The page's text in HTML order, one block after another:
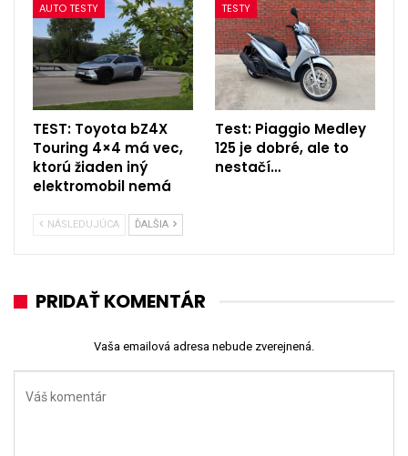
AUTO TESTY
TEST: Toyota bZ4X
Touring 4×4 má vec,
ktorú žiaden iný
elektromobil nemá
TESTY
Test: Piaggio Medley
125 je dobré, ale to
nestačí…
NÁSLEDUJÚCA ĎALŠIA
PRIDAŤ KOMENTÁR
Vaša emailová adresa nebude zverejnená.